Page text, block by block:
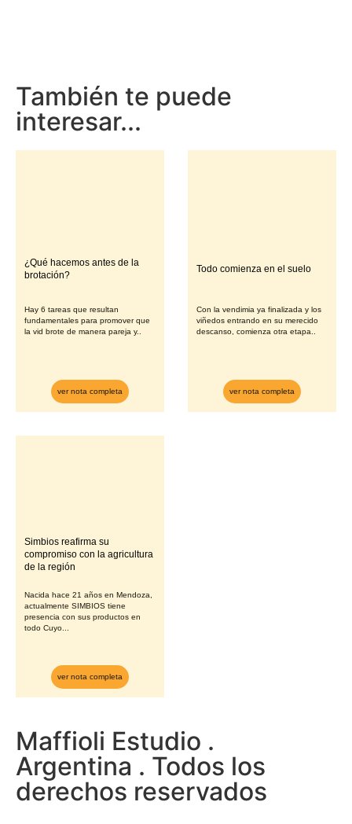
También te puede
interesar...
¿Qué hacemos antes de la
brotación?
Hay 6 tareas que resultan
fundamentales para promover que
la vid brote de manera pareja y..
ver nota completa
Todo comienza en el suelo
Con la vendimia ya finalizada y los
viñedos entrando en su merecido
descanso, comienza otra etapa..
ver nota completa
Simbios reafirma su
compromiso con la agricultura
de la región
Nacida hace 21 años en Mendoza,
actualmente SIMBIOS tiene
presencia con sus productos en
todo Cuyo...
ver nota completa
Maffioli Estudio .
Argentina . Todos los
derechos reservados